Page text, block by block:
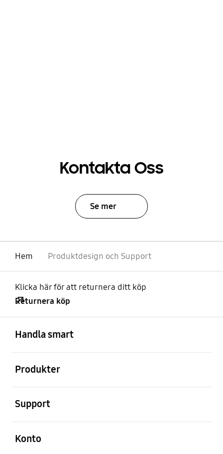
Kontakta Oss
Se mer
Hem Produktdesign och Support
Klicka här för att returnera ditt köp
Returnera köp
Handla smart
Produkter
Support
Konto